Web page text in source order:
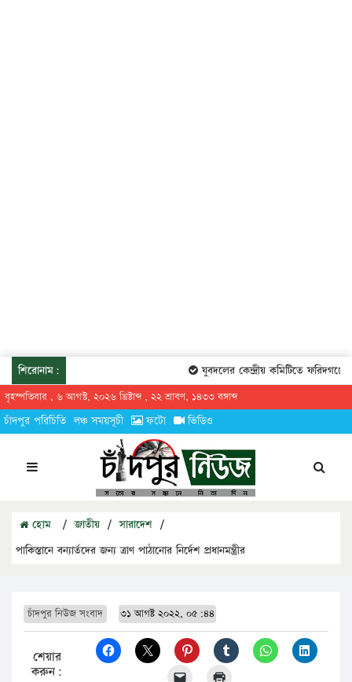
শিরোনাম: যুবদলের কেন্দ্রীয় কমিটিতে ফরিদগঞ্জের
বৃহস্পতিবার , ৬ আগস্ট, ২০২৬ খ্রিষ্টাব্দ , ২২ শ্রাবণ, ১৪৩৩ বঙ্গাব্দ
চাঁদপুর পরিচিতি লঞ্চ সময়সূচী ফটো ভিডিও
হোম / জাতীয় / সারাদেশ /
পাকিস্তানে বন্যার্তদের জন্য ত্রাণ পাঠানোর নির্দেশ প্রধানমন্ত্রীর
চাঁদপুর নিউজ সংবাদ ৩১ আগষ্ট ২০২২, ০৫:৪৪
শেয়ার
করুন: